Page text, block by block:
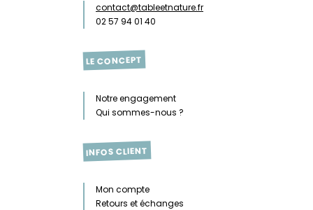
contact@tableetnature.fr
02 57 94 01 40
LE CONCEPT
Notre engagement
Qui sommes-nous ?
INFOS CLIENT
Mon compte
Retours et échanges